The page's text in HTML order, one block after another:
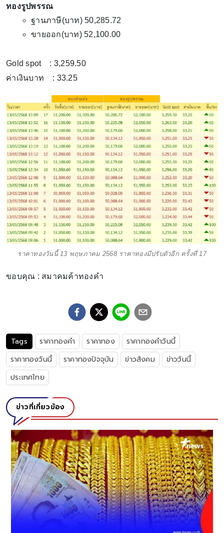
ทองรูปพรรณ
ฐานภาษี(บาท) 50,285.72
ขายออก(บาท) 52,100.00
Gold spot : 3,259.50
ค่าเงินบาท : 33.25
ราคาทองวันนี้ 13 พฤษภาคม 2568 ราคาทองมีปรับตัวอีก ครั้งที่ 17
ขอบคุณ : สมาคมค้าทองคำ
Tags ราคาทองคำ ราคาทอง
ราคาทองคำวันนี้
ราคาทองวันนี้
ราคาทองปัจจุบัน ข่าวสังคม
ข่าววันนี้
ประเทศไทย
ข่าวที่เกี่ยวข้อง